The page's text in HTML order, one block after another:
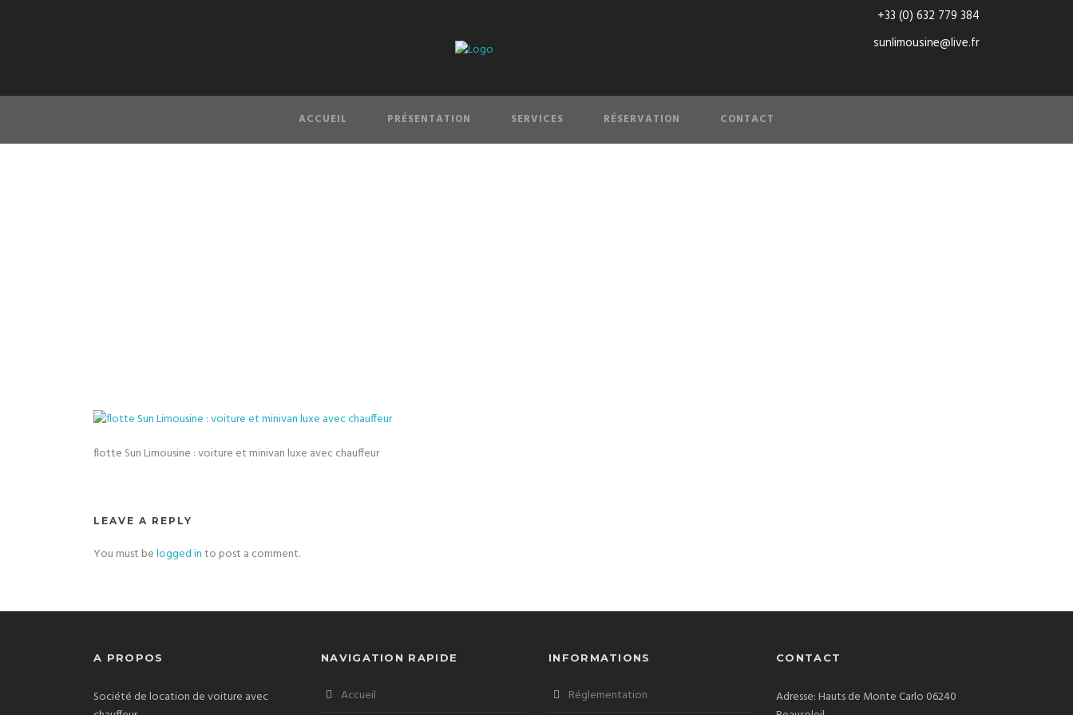
+33 (0) 632 779 384
sunlimousine@live.fr
ACCUEIL PRÉSENTATION SERVICES RÉSERVATION CONTACT
flotte Sun Limousine : voiture et minivan luxe avec chauffeur
LEAVE A REPLY
You must belogged into post a comment.
A PROPOS
Société de location de voiture avec
NAVIGATION RAPIDE
Accueil
INFORMATIONS
Réglementation
CONTACT
Adresse: Hauts de Monte Carlo 06240